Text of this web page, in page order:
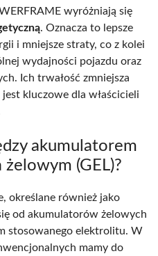
wyróżniają się
. Oznacza to lepsze
i mniejsze straty, co z kolei
wydajności pojazdu oraz
Ich trwałość zmniejsza
kluczowe dla właścicieli
akumulatorem
(GEL)?
określane również jako
od akumulatorów żelowych
stosowanego elektrolitu. W
mamy do